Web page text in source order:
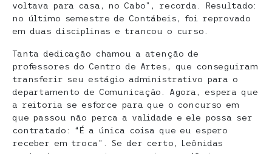
voltava para casa, no Cabo”, recorda. Resultado:
no último semestre de Contábeis, foi reprovado
em duas disciplinas e trancou o curso.
Tanta dedicação chamou a atenção de
professores do Centro de Artes, que conseguiram
transferir seu estágio administrativo para o
departamento de Comunicação. Agora, espera que
a reitoria se esforce para que o concurso em
que passou não perca a validade e ele possa ser
contratado: “É a única coisa que eu espero
receber em troca”. Se der certo, Leônidas